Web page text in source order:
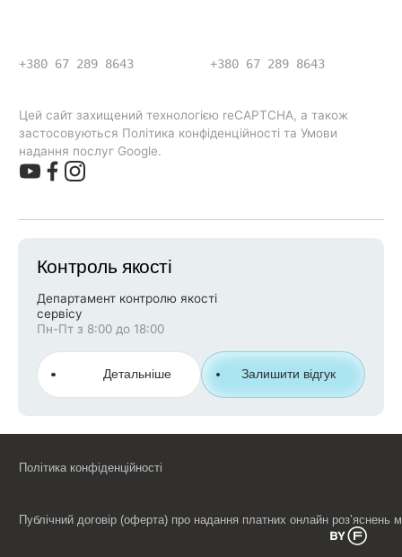
+380 67 289 8643 +380 67 289 8643
Цей сайт захищений технологією reCAPTCHA, а також
застосовуються Політика конфіденційності та Умови
надання послуг Google.
Контроль якості
Департамент контролю якості
сервісу
Пн-Пт з 8:00 до 18:00
Детальніше Залишити відгук
Політика конфіденційності
Публічний договір (оферта) про надання платних онлайн роз’яснень